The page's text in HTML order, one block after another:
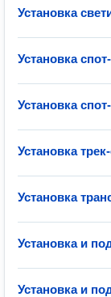
Установка
Установка
Установка
Установка
Установка
Установка и
Установка и